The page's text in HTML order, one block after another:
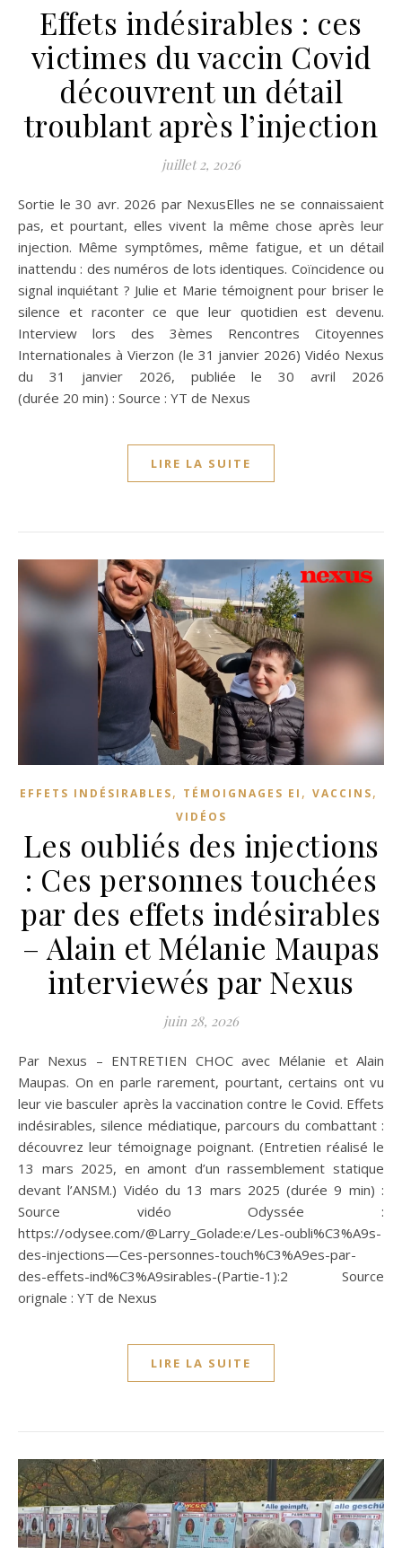
Effets indésirables : ces
victimes du vaccin Covid
découvrent un détail
troublant après l’injection
juillet 2, 2026
Sortie le 30 avr. 2026 par NexusElles ne se connaissaient
pas, et pourtant, elles vivent la même chose après leur
injection. Même symptômes, même fatigue, et un détail
inattendu : des numéros de lots identiques. Coïncidence ou
signal inquiétant ? Julie et Marie témoignent pour briser le
silence et raconter ce que leur quotidien est devenu.
Interview lors des 3èmes Rencontres Citoyennes
Internationales à Vierzon (le 31 janvier 2026) Vidéo Nexus
du 31 janvier 2026, publiée le 30 avril 2026
(durée 20 min) : Source : YT de Nexus
LIRE LA SUITE
EFFETS INDÉSIRABLES, TÉMOIGNAGES EI , VACCINS,
VIDÉOS
Les oubliés des injections
: Ces personnes touchées
par des effets indésirables
– Alain et Mélanie Maupas
interviewés par Nexus
juin 28, 2026
Par Nexus – ENTRETIEN CHOC avec Mélanie et Alain
Maupas. On en parle rarement, pourtant, certains ont vu
leur vie basculer après la vaccination contre le Covid. Effets
indésirables, silence médiatique, parcours du combattant :
découvrez leur témoignage poignant. (Entretien réalisé le
13 mars 2025, en amont d’un rassemblement statique
devant l’ANSM.) Vidéo du 13 mars 2025 (durée 9 min) :
Source vidéo Odyssée :
https://odysee.com/@Larry_Golade:e/Les-oubli%C3%A9s-
des-injections—Ces-personnes-touch%C3%A9es-par-
des-effets-ind%C3%A9sirables-(Partie-1):2 Source
orignale : YT de Nexus
LIRE LA SUITE